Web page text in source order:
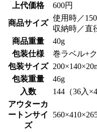
上代価格
600円
商品サイズ
使用時／
収納時／直
商品重量
40g
包装仕様
巻ラベル+
包装サイズ
包装重量
46g
入数
144（36入×4
アウターカ
ートンサイ
ズ